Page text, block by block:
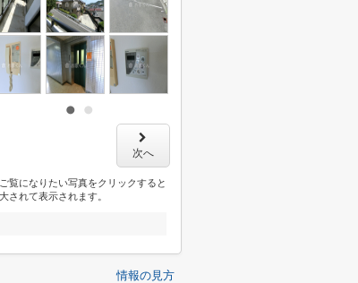
次へ
覧になりたい写真をクリックすると
されて表示されます。
情報の見方